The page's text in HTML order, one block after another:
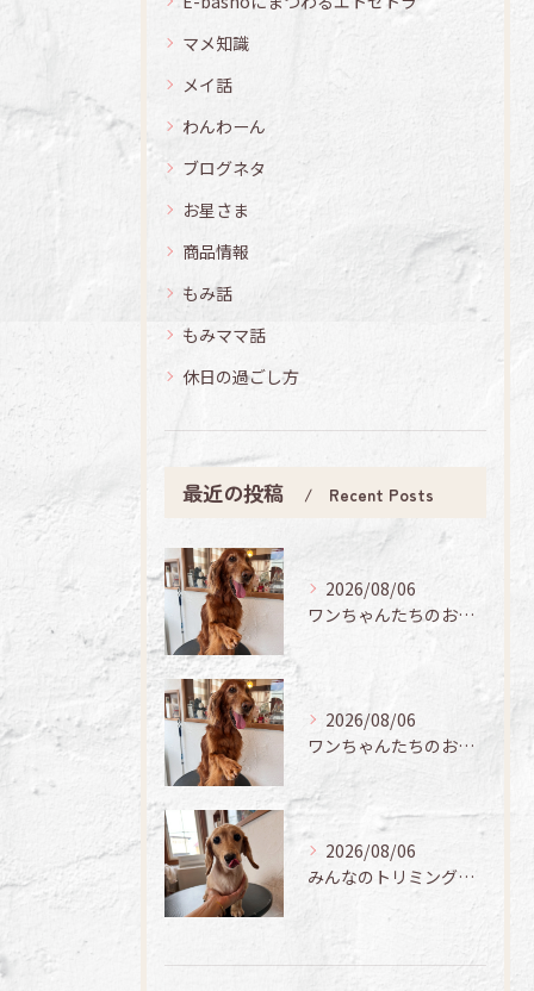
マメ知識
メイ話
わんわーん
ブログネタ
お星さま
商品情報
もみ話
もみママ話
休日の過ごし方
最近の投稿 Recent Posts
2026/08/06
ワンちゃんたちのお手入れ日記🐶✨
2026/08/06
ワンちゃんたちのお手入れ日記🐶✨
2026/08/06
みんなのトリミング日記🌟